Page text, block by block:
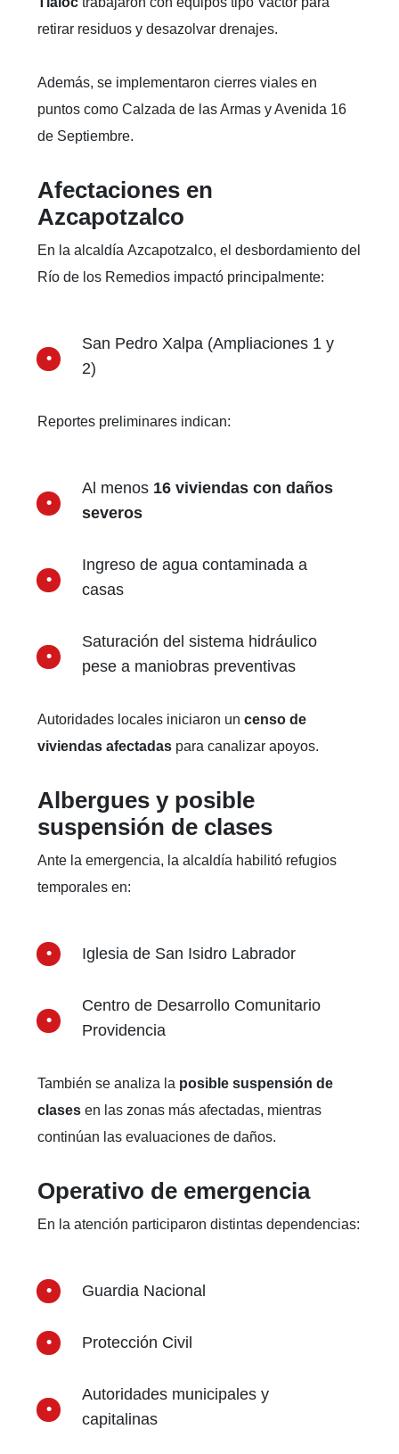
retirar residuos y desazolvar drenajes.
Además, se implementaron cierres viales en
puntos como Calzada de las Armas y Avenida 16
de Septiembre.
Afectaciones en
Azcapotzalco
En la alcaldía Azcapotzalco, el desbordamiento del
Río de los Remedios impactó principalmente:
San Pedro Xalpa (Ampliaciones 1 y
2)
Reportes preliminares indican:
Al menos 16 viviendas con daños
severos
Ingreso de agua contaminada a
casas
Saturación del sistema hidráulico
pese a maniobras preventivas
Autoridades locales iniciaron un censo de
viviendas afectadas para canalizar apoyos.
Albergues y posible
suspensión de clases
Ante la emergencia, la alcaldía habilitó refugios
temporales en:
Iglesia de San Isidro Labrador
Centro de Desarrollo Comunitario
Providencia
También se analiza la posible suspensión de
clases en las zonas más afectadas, mientras
continúan las evaluaciones de daños.
Operativo de emergencia
En la atención participaron distintas dependencias:
Guardia Nacional
Protección Civil
Autoridades municipales y
capitalinas